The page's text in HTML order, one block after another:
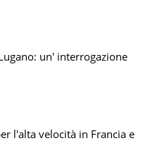
un' interrogazione
l'alta velocità in Francia e